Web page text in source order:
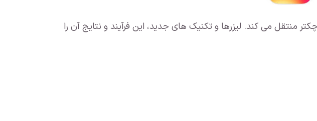
منتقل می کند. لیزرها و تکنیک های جدید، این فرآیند و نتایج آن را